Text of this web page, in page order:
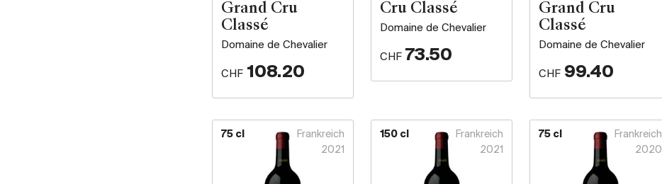
Grand Cru
Classé
Domaine de Chevalier
CHF 108.20
Cru Classé
Domaine de Chevalier
CHF 73.50
Grand Cru
Classé
Domaine de Chevalier
CHF 99.40
75 cl
Frankreich
2021
150 cl
Frankreich
2021
75 cl
Frankreich
2020